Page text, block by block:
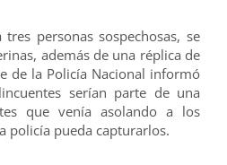
personas sospechosas, se
además de una réplica de
de la Policía Nacional informó
serían parte de una
que venía asolando a los
policía pueda capturarlos.